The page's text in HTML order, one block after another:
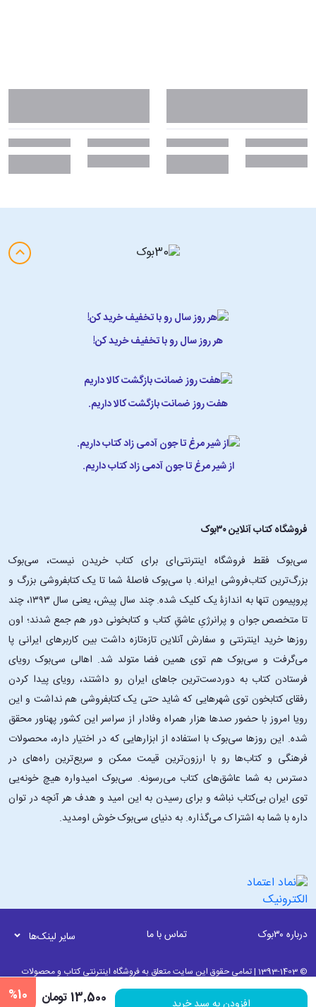
13٬500 تومان %10
هر روز سال رو با تخفیف خرید کن!
هفت روز ضمانت بازگشت کالا داریم.
از شیر مرغ تا جون آدمی زاد کتاب داریم.
فروشگاه کتاب آنلاین ۳۰بوک
سی‌بوک فقط فروشگاه اینترنتی‌ای برای کتاب خریدن نیست، سی‌بوک
بزرگ‌ترین کتاب‌فروشی ایرانه. با سی‌بوک فاصلۀ شما تا یک کتابفروشی بزرگ و
پروپیمون تنها به اندازۀ یک کلیک شده. چند سال پیش، یعنی سال ۱۳۹۳، چند
تا متخصص جوان و پرانرژیِ عاشقِ کتاب و کتابخونی دور هم جمع شدند؛ اون‌
روزها خرید اینترنتی و سفارش آنلاین تازه‌تازه داشت بین کاربرهای ایرانی پا
می‌گرفت و سی‌بوک هم توی همین فضا متولد شد. اهالی سی‌بوک رویای
فرستادن کتاب به دوردست‌ترین جاهای ایران رو داشتند، رویای پیدا کردن
رفقای کتابخون توی شهرهایی که شاید حتی یک کتابفروشی هم نداشت و این
رویا امروز با حضور صدها هزار همراه وفادار از سراسر این کشور پهناور محقق
شده. این ‌روزها سی‌بوک با استفاده از ابزارهایی که در اختیار داره، محصولات
فرهنگی و کتاب‌ها رو با ارزون‌ترین قیمت ممکن و سریع‌ترین راه‌های در
دسترس به شما عاشق‌های کتاب می‌رسونه. سی‌بوک امیدواره هیچ خونه‌یی
توی ایران بی‌کتاب نباشه و برای رسیدن به این امید و هدف هر آنچه در توان
داره با شما به اشتراک می‌گذاره. به دنیای سی‌بوک خوش اومدید.
درباره ۳۰بوک تماس با ما سایر لینک‌ها
© 1393-1403 | تمامی حقوق این سایت متعلق به فروشگاه اینترنتی کتاب و محصولات
فرهنگی 30بوک می باشد. | به روز رسانی نرم افزاری 12 مرداد ماه 1405 ساعت 00:45